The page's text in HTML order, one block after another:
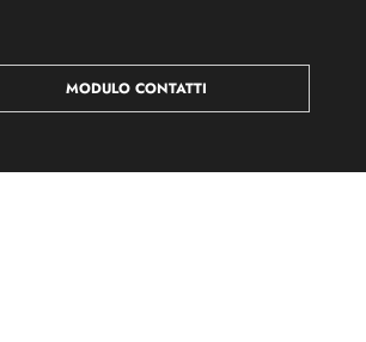
MODULO CONTATTI